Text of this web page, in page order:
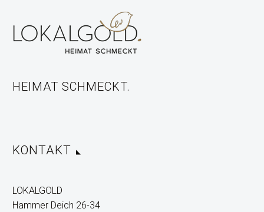
HEIMAT SCHMECKT.
KONTAKT
LOKALGOLD
Hammer Deich 26-34